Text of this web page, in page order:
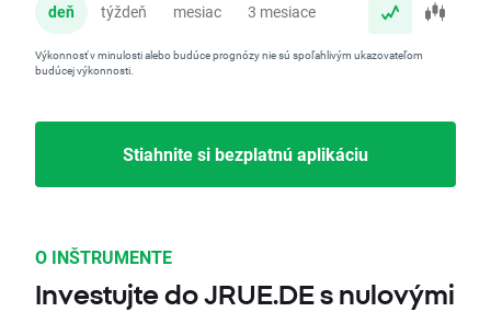
deň týždeň mesiac 3 mesiace
Výkonnosť v minulosti alebo budúce prognózy nie sú spoľahlivým ukazovateľom
budúcej výkonnosti.
Stiahnite si bezplatnú aplikáciu
O INŠTRUMENTE
Investujte do JRUE.DE s nulovými